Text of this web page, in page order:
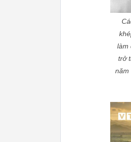
làm
trở
năm